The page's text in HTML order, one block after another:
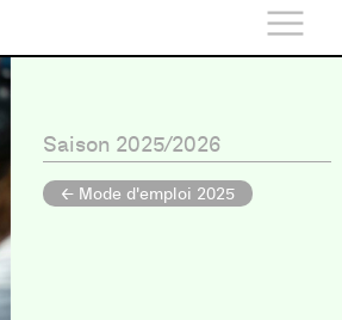
Saison 2025/2026
← Mode d'emploi 2025